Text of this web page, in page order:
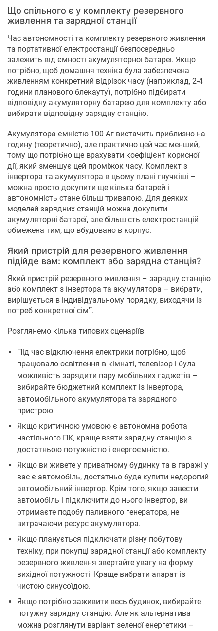
Що спільного є у комплекту резервного
живлення та зарядної станції
Час автономності та комплекту резервного живлення
та портативної електростанції безпосередньо
залежить від ємності акумуляторної батареї. Якщо
потрібно, щоб домашня техніка була забезпечена
живленням конкретний відрізок часу (наприклад, 2-4
години планового блекауту), потрібно підбирати
відповідну акумуляторну батарею для комплекту або
вибирати відповідну зарядну станцію.
Акумулятора ємністю 100 Аг вистачить приблизно на
годину (теоретично), але практично цей час менший,
тому що потрібно ще врахувати коефіцієнт корисної
дії, який зменшує цей проміжок часу. Комплект з
інвертора та акумулятора в цьому плані гнучкіші –
можна просто докупити ще кілька батарей і
автономність стане більш тривалою. Для деяких
моделей зарядних станцій можна докупити
акумуляторні батареї, але більшість електростанцій
обмежена тим, що вбудовано в корпус.
Який пристрій для резервного живлення
підійде вам: комплект або зарядна станція?
Який пристрій резервного живлення – зарядну станцію
або комплект з інвертора та акумулятора – вибрати,
вирішується в індивідуальному порядку, виходячи із
потреб конкретної сім'ї.
Розглянемо кілька типових сценаріїв:
Під час відключення електрики потрібно, щоб
працювало освітлення в кімнаті, телевізор і була
можливість зарядити пару мобільних гаджетів –
вибирайте бюджетний комплект із інвертора,
автомобільного акумулятора та зарядного
пристрою.
Якщо критичною умовою є автономна робота
настільного ПК, краще взяти зарядну станцію з
достатньою потужністю і енергоємністю.
Якщо ви живете у приватному будинку та в гаражі у
вас є автомобіль, достатньо буде купити недорогий
автомобільний інвертор. Крім того, якщо завести
автомобіль і підключити до нього інвертор, ви
отримаєте подобу паливного генератора, не
витрачаючи ресурс акумулятора.
Якщо планується підключати різну побутову
техніку, при покупці зарядної станції або комплекту
резервного живлення звертайте увагу на форму
вихідної потужності. Краще вибрати апарат із
чистою синусоїдою.
Якщо потрібно заживити весь будинок, вибирайте
потужну зарядну станцію. Але як альтернатива
можна розглянути варіант зеленої енергетики –